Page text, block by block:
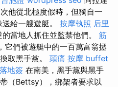
他從北極度假時，但獨自一
給一艘遊艇。 按摩執照 后里
當地人抓住並監禁他們。 筋
它們被遊艇中的一百萬富翁拯
取黑手黨。 頭痛 按摩 buffet
地簽 在南美，黑手黨與黑手
（Bettsy），綁架者要求以